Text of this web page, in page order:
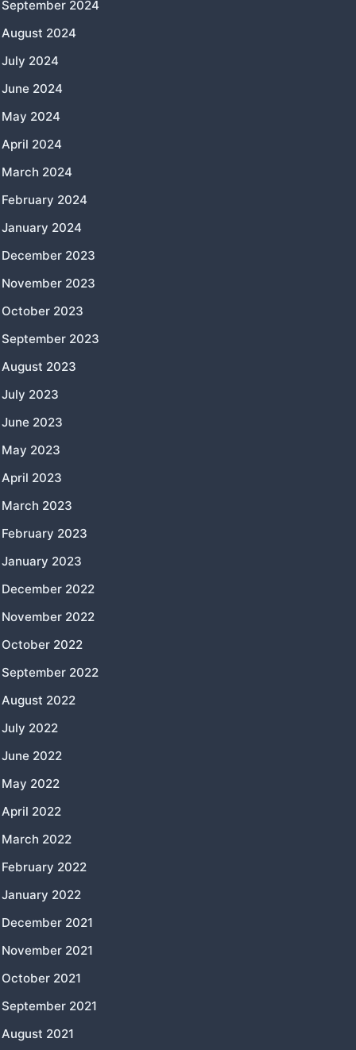
September 2024
August 2024
July 2024
June 2024
May 2024
April 2024
March 2024
February 2024
January 2024
December 2023
November 2023
October 2023
September 2023
August 2023
July 2023
June 2023
May 2023
April 2023
March 2023
February 2023
January 2023
December 2022
November 2022
October 2022
September 2022
August 2022
July 2022
June 2022
May 2022
April 2022
March 2022
February 2022
January 2022
December 2021
November 2021
October 2021
September 2021
August 2021